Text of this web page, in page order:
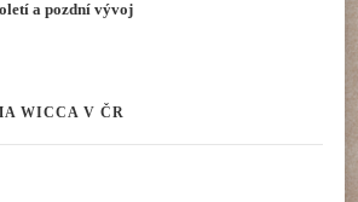
a pozdní vývoj
WICCA V ČR